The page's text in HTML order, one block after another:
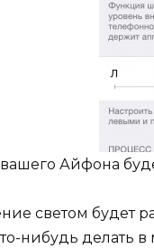
Айфона
светом будет
нибудь делать